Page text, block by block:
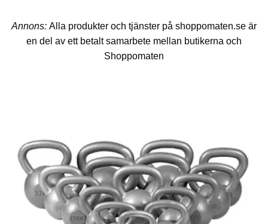
Annons: Alla produkter och tjänster på shoppomaten.se är
en del av ett betalt samarbete mellan butikerna och
Shoppomaten